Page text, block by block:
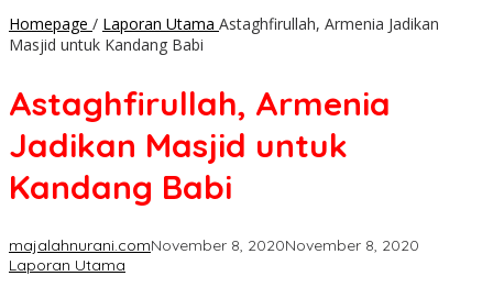
Homepage / Laporan Utama Astaghfirullah, Armenia Jadikan
Masjid untuk Kandang Babi
Astaghfirullah, Armenia
Jadikan Masjid untuk
Kandang Babi
majalahnurani.comNovember 8, 2020November 8, 2020
Laporan Utama